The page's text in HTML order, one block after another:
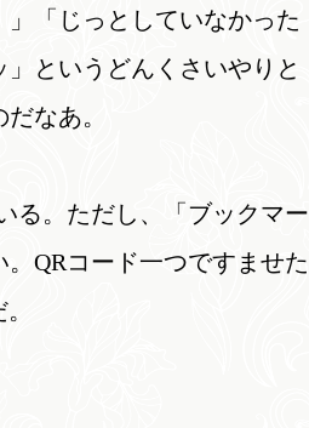
「じっとしていなかった
というどんくさいやりと
なあ。
る。ただし、「ブックマー
QRコード一つですませた